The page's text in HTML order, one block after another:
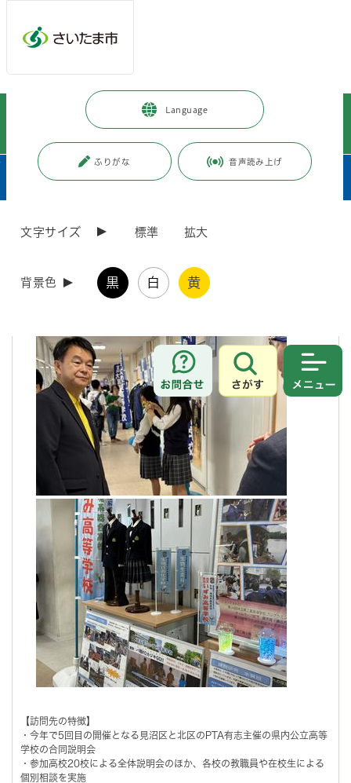
Language
ふりがな 音声読み上げ
文字サイズ 標準 拡大
背景色 黒 白 黄
お問合せ
さがす
市政情報 市長の部屋 > “絆”をつなぐ
令和8年度
2026
【訪問先の特徴】
・今年で5回目の開催となる見沼区と北区のPTA有志主催の県内公立高等
学校の合同説明会
・参加高校20校による全体説明会のほか、各校の教職員や在校生による
個別相談を実施